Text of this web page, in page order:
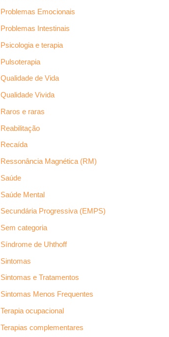
Problemas Emocionais
Problemas Intestinais
Psicologia e terapia
Pulsoterapia
Qualidade de Vida
Qualidade Vivida
Raros e raras
Reabilitação
Recaída
Ressonância Magnética (RM)
Saúde
Saúde Mental
Secundária Progressiva (EMPS)
Sem categoria
Síndrome de Uhthoff
Sintomas
Sintomas e Tratamentos
Sintomas Menos Frequentes
Terapia ocupacional
Terapias complementares